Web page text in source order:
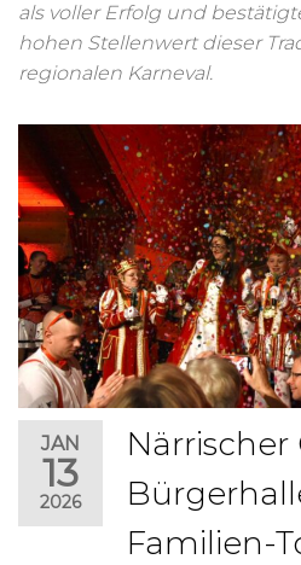
als voller Erfolg und
hohen Stellenwert dieser
regionalen Karneval.
JAN
13
2026
Närrischer
Familien-